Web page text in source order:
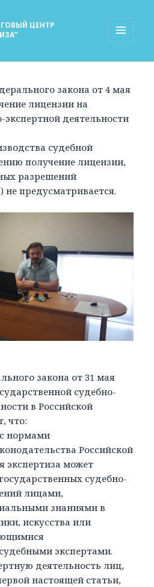
ЦЕНТР
закона от 4 мая
лицензии на
экспертной деятельности
судебной
получение лицензии,
разрешений
не предусматривается.
закона от 31 мая
судебно-
в Российской
что:
нормами
Российской
экспертиза может
судебно-
лицами,
знаниями в
искусства или
экспертами.
деятельность лиц,
настоящей статьи,